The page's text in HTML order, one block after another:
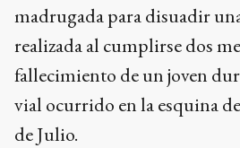
madrugada para disuadir
realizada al cumplirse dos
fallecimiento de un joven
vial ocurrido en la esquina
de Julio.